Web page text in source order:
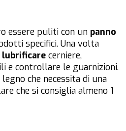
essere puliti con un panno
specifici. Una volta
lubrificare cerniere,
e controllare le guarnizioni.
che necessita di una
che si consiglia almeno 1